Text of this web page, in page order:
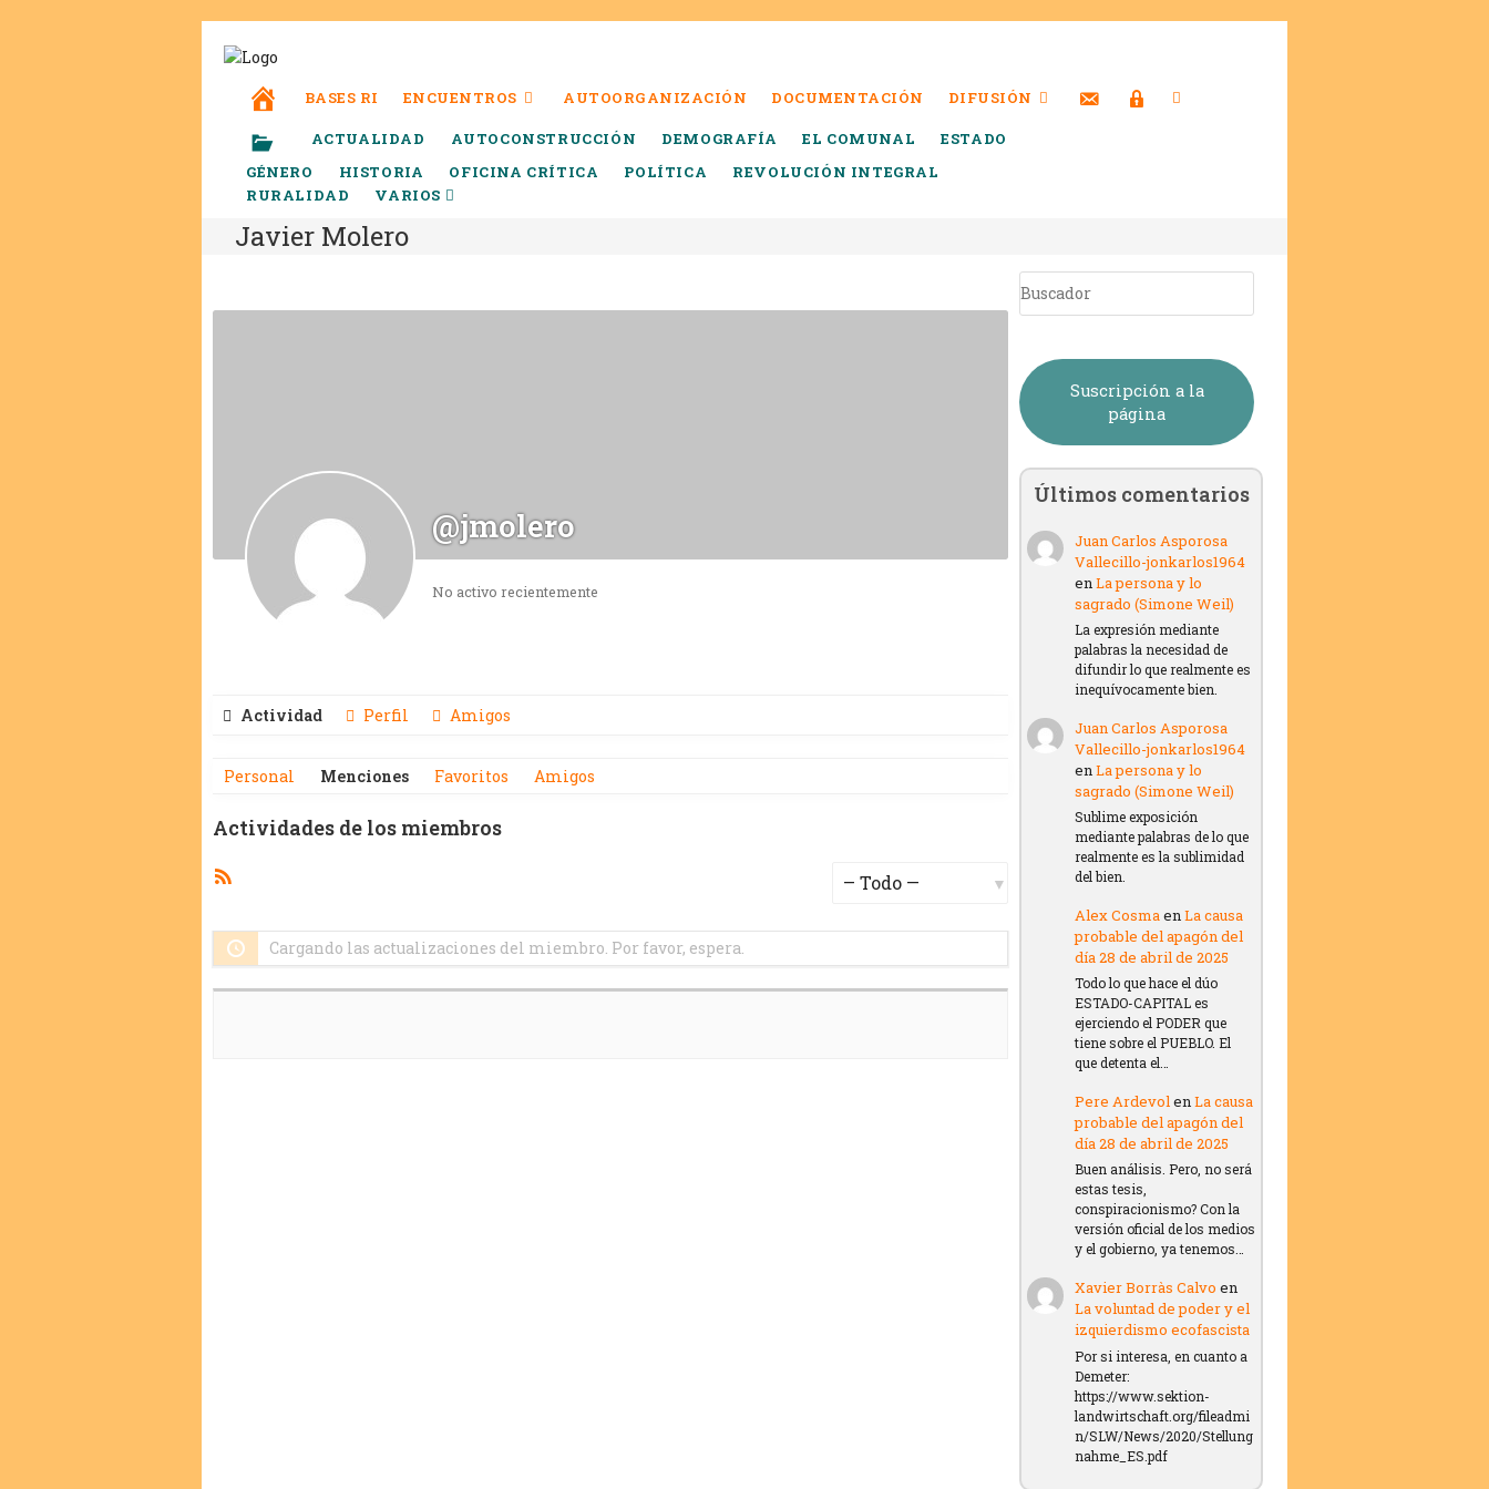
BASES RI ENCUENTROS AUTOORGANIZACIÓN DOCUMENTACIÓN DIFUSIÓN
ACTUALIDAD AUTOCONSTRUCCIÓN DEMOGRAFÍA EL COMUNAL
ESTADO
GÉNERO
HISTORIA OFICINA CRÍTICA POLÍTICA
REVOLUCIÓN INTEGRAL
RURALIDAD
VARIOS
Javier Molero
@jmolero
No activo recientemente
Actividad Perfil Amigos
Personal Menciones Favoritos Amigos
Actividades de los miembros
Cargando las actualizaciones del miembro. Por favor, espera.
Suscripción a la
página
Últimos comentarios
Juan Carlos Asporosa
Vallecillo-jonkarlos1964
enLa persona y lo
sagrado (Simone Weil)
La expresión mediante
palabras la necesidad de
difundir lo que realmente es
inequívocamente bien.
Juan Carlos Asporosa
Vallecillo-jonkarlos1964
enLa persona y lo
sagrado (Simone Weil)
Sublime exposición
mediante palabras de lo que
realmente es la sublimidad
del bien.
Alex CosmaenLa causa
probable del apagón del
día 28 de abril de 2025
Todo lo que hace el dúo
ESTADO-CAPITAL es
ejerciendo el PODER que
tiene sobre el PUEBLO. El
que detenta el…
Pere ArdevolenLa causa
probable del apagón del
día 28 de abril de 2025
Buen análisis. Pero, no será
estas tesis,
conspiracionismo? Con la
versión oficial de los medios
y el gobierno, ya tenemos…
Xavier Borràs Calvo en
La voluntad de poder y el
izquierdismo ecofascista
Por si interesa, en cuanto a
Demeter:
https://www.sektion-
landwirtschaft.org/fileadmi
n/SLW/News/2020/Stellung
nahme_ES.pdf